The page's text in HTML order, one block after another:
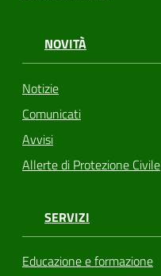
NOVITÀ
Notizie
Comunicati
Avvisi
Allerte di Protezione Civile
SERVIZI
Educazione e formazione